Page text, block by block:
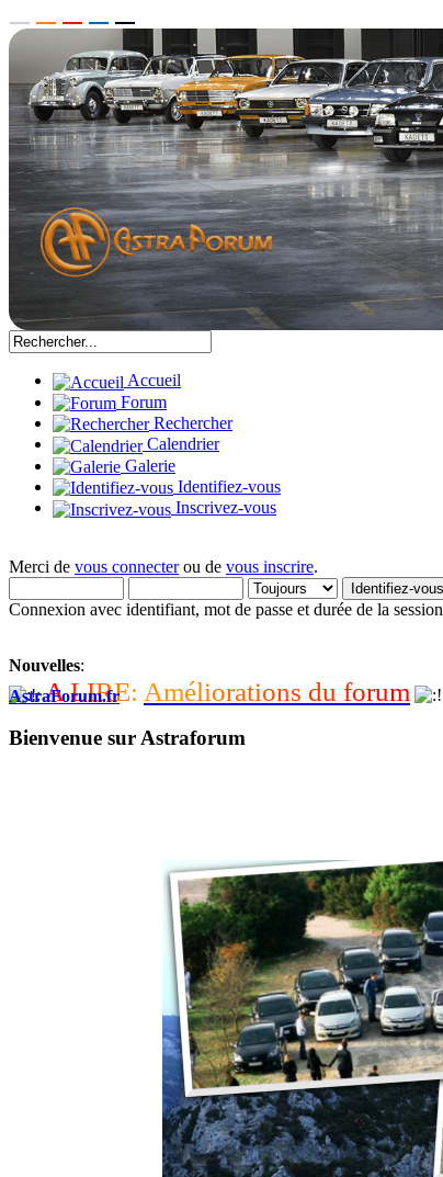
Accueil
Forum
Rechercher
Calendrier
Galerie
Identifiez-vous
Inscrivez-vous
Merci de vous connecterou de vous inscrire.
Connexion avec identifiant, mot de passe et durée de la session
Nouvelles:
A LIRE: Améliorations du forum
AstraForum.fr
Bienvenue sur Astraforum